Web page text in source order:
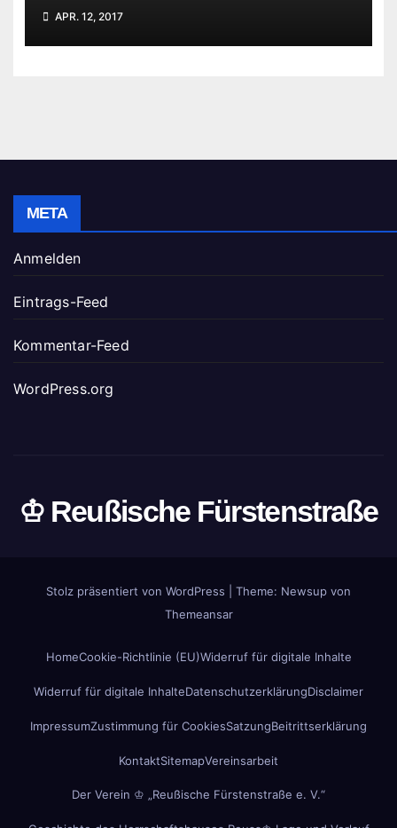
APR. 12, 2017
META
Anmelden
Eintrags-Feed
Kommentar-Feed
WordPress.org
♔ Reußische Fürstenstraße
Stolz präsentiert von WordPress
Theme: Newsup von
Themeansar
HomeCookie-Richtlinie (EU)Widerruf für digitale Inhalte
Widerruf für digitale InhalteDatenschutzerklärungDisclaimer
ImpressumZustimmung für CookiesSatzungBeitrittserklärung
KontaktSitemapVereinsarbeit
Der Verein ♔ „Reußische Fürstenstraße e. V.“